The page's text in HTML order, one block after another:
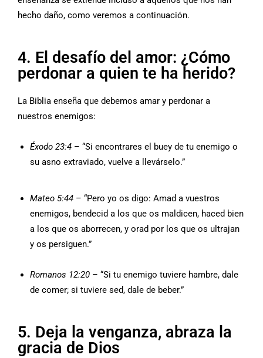
hecho daño, como veremos a continuación.
4. El desafío del amor: ¿Cómo
perdonar a quien te ha herido?
La Biblia enseña que debemos amar y perdonar a
nuestros enemigos:
Éxodo 23:4 – “Si encontrares el buey de tu enemigo o
su asno extraviado, vuelve a llevárselo.”
Mateo 5:44 – “Pero yo os digo: Amad a vuestros
enemigos, bendecid a los que os maldicen, haced bien
a los que os aborrecen, y orad por los que os ultrajan
y os persiguen.”
Romanos 12:20 – “Si tu enemigo tuviere hambre, dale
de comer; si tuviere sed, dale de beber.”
5. Deja la venganza, abraza la
gracia de Dios